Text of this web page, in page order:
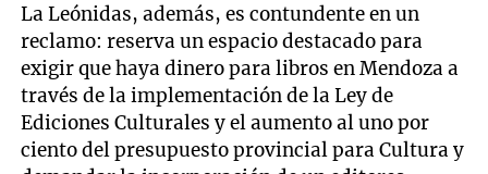
La Leónidas, además, es contundente en un
reclamo: reserva un espacio destacado para
exigir que haya dinero para libros en Mendoza a
través de la implementación de la Ley de
Ediciones Culturales y el aumento al uno por
ciento del presupuesto provincial para Cultura y